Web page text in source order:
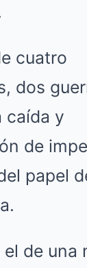
cuatro
dos
caída y
de
papel
de una